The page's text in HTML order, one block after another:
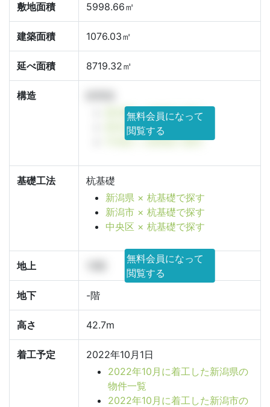
敷地面積 5998.66㎡
建築面積 1076.03㎡
延べ面積 8719.32㎡
構造
新潟県 × 鉄骨造で探す
新潟市 × 鉄骨造で探す
中央区 × 鉄骨造で探す
無料会員になって
閲覧する
基礎工法
杭基礎
新潟県 × 杭基礎で探す
新潟市 × 杭基礎で探す
中央区 × 杭基礎で探す
地上
無料会員になって
閲覧する
地下
-階
高さ 42.7m
着工予定
2022年10月1日
2022年10月に着工した新潟県の
物件一覧
2022年10月に着工した新潟市の